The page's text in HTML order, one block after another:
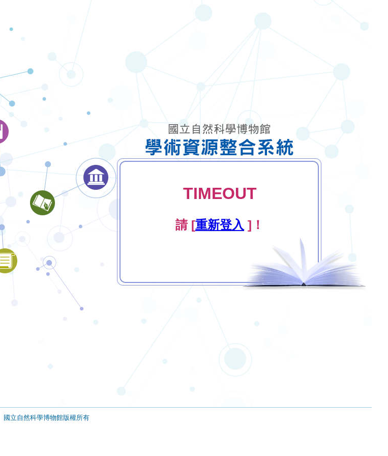
TIMEOUT
請 [重新登入 ]！
國立自然科學博物館版權所有